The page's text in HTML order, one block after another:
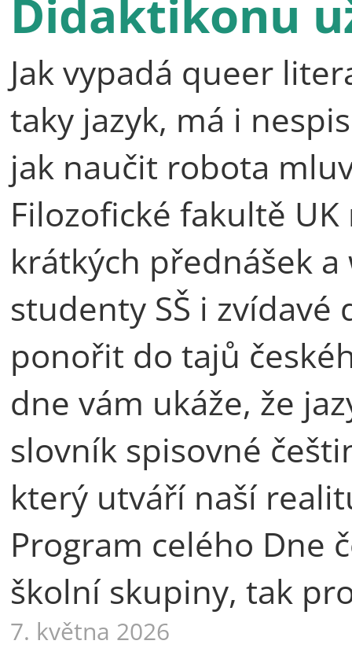
Didaktikonu
Jak vypadá queer
taky jazyk, má i
jak naučit robota
Filozofické fakultě
krátkých přednášek
studenty SŠ i
ponořit do tajů
dne vám ukáže, že
slovník spisovné
který utváří naší
Program celého Dne
školní skupiny, tak
7. května 2026